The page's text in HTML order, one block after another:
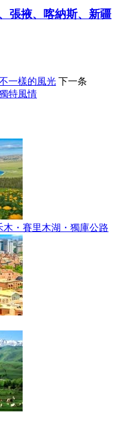
張掖、喀納斯、新疆
一樣的風光 下一条
特風情
・賽里木湖・獨庫公路